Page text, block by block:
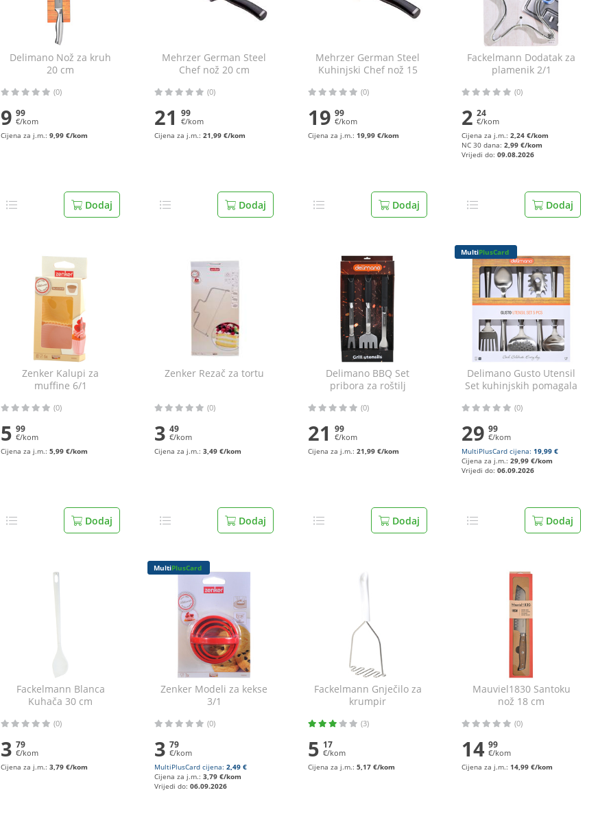
Delimano Nož za kruh
20 cm
(0)
9 99
€/kom
Cijena za j.m.: 9,99 €/kom
Dodaj
Mehrzer German Steel
Chef nož 20 cm
(0)
21 99
€/kom
Cijena za j.m.: 21,99 €/kom
Dodaj
Mehrzer German Steel
Kuhinjski Chef nož 15
(0)
19 99
€/kom
Cijena za j.m.: 19,99 €/kom
Dodaj
Fackelmann Dodatak za
plamenik 2/1
(0)
2 24
€/kom
Cijena za j.m.: 2,24 €/kom
NC 30 dana: 2,99 €/kom
Vrijedi do: 09.08.2026
Dodaj
Zenker Kalupi za
muffine 6/1
(0)
5 99
€/kom
Cijena za j.m.: 5,99 €/kom
Dodaj
Zenker Rezač za tortu
(0)
3 49
€/kom
Cijena za j.m.: 3,49 €/kom
Dodaj
Delimano BBQ Set
pribora za roštilj
(0)
21 99
€/kom
Cijena za j.m.: 21,99 €/kom
Dodaj
MultiPlusCard
Delimano Gusto Utensil
Set kuhinjskih pomagala
(0)
29 99
€/kom
MultiPlusCard cijena: 19,99 €
Cijena za j.m.: 29,99 €/kom
Vrijedi do: 06.09.2026
Dodaj
Fackelmann Blanca
Kuhača 30 cm
(0)
3 79
€/kom
Cijena za j.m.: 3,79 €/kom
MultiPlusCard
Zenker Modeli za kekse
3/1
(0)
3 79
€/kom
MultiPlusCard cijena: 2,49 €
Cijena za j.m.: 3,79 €/kom
Vrijedi do: 06.09.2026
Fackelmann Gnječilo za
krumpir
(3)
5 17
€/kom
Cijena za j.m.: 5,17 €/kom
Mauviel1830 Santoku
nož 18 cm
(0)
14 99
€/kom
Cijena za j.m.: 14,99 €/kom